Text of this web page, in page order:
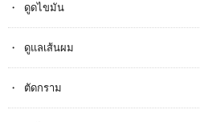
ดูดไขมัน
ดูแลเส้นผม
ตัดกราม